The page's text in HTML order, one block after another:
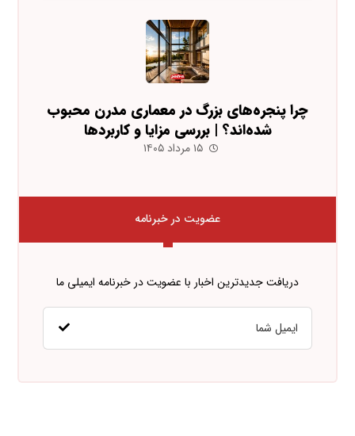
چرا پنجره‌های بزرگ در معماری مدرن محبوب
شده‌اند؟ | بررسی مزایا و کاربردها
۱۵ مرداد ۱۴۰۵
عضویت در خبرنامه
دریافت جدیدترین اخبار با عضویت در خبرنامه ایمیلی ما